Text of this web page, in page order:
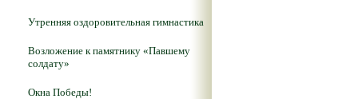
Утренняя оздоровительная гимнастика
Возложение к памятнику «Павшему
солдату»
Окна Победы!